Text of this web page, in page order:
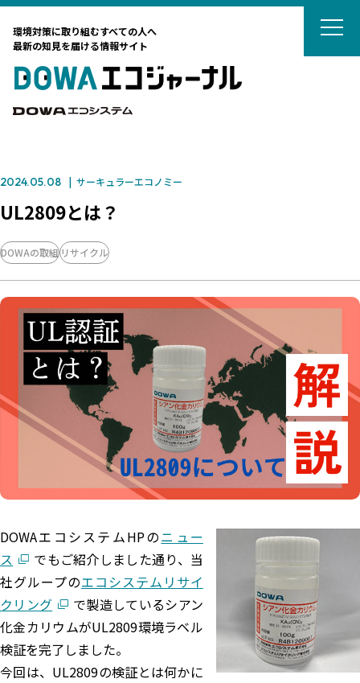
環境対策に取り組むすべての人へ
最新の知見を届ける情報サイト
DOWAエコジ
テーマから選ぶ
サーキュラーエコノミー
カーボンニュートラル
ネイチャーポジティブ
国際動向
廃棄物処理
法律
リスク管理
タグから選ぶ
DOWAの取組リサイクル廃棄物処理
海外ごみ事情廃棄物処理法
土壌汚染対策法
藤田観光からのおすすめカーボンニュートラル
PCB環境コンサル 毒劇法バイオ燃料
PFAS
コラム土壌浄化
エコぺディア
過去記事はこちら
ホワイトペーパー
ダウンロード
お問い合わせはこちら
2024.05.08 サーキュラーエコノミー
UL2809とは？
DOWAの取組リサイクル
DOWAエコシステムHPのニュー
ス
でもご紹介しました通り、当
社グループのエコシステムリサイ
クリング
で製造しているシアン
化金カリウムがUL2809環境ラベル
検証を完了しました。
今回は、UL2809の検証とは何かに